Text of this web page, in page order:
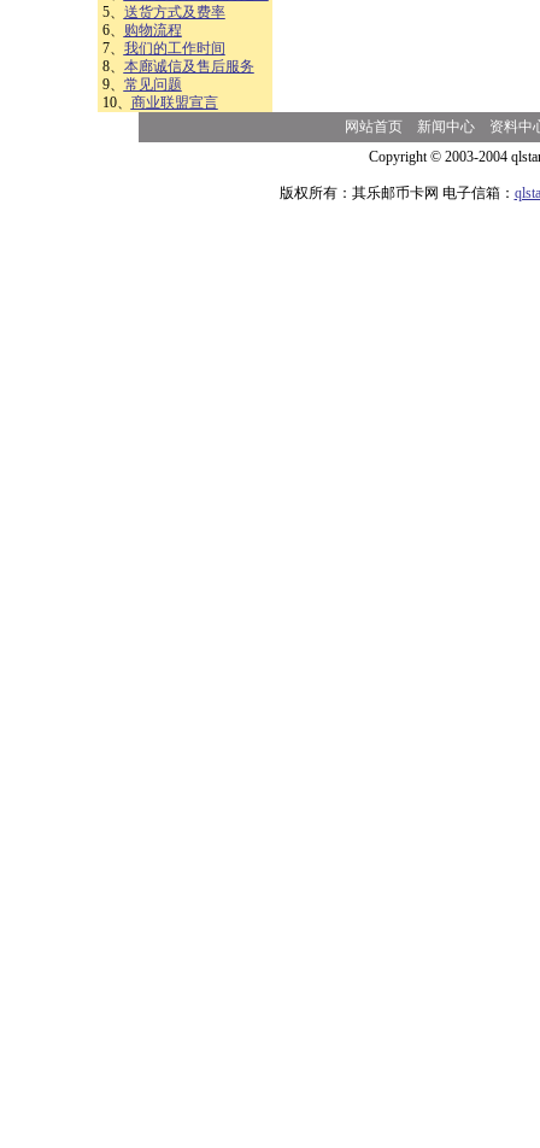
5、 送货方式及费率
6、
购物流程
7、 我们的工作时间
8、 本廊诚信及售后服务
9、 常见问题
10、 商业联盟宣言
网站首页 新闻中心
资料中
Copyright © 2003-2004
版权所有：其乐邮币卡网 电子信箱：